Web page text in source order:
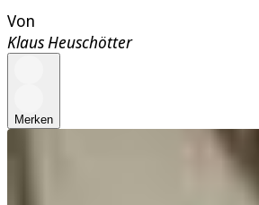
Von
Klaus Heuschötter
Merken